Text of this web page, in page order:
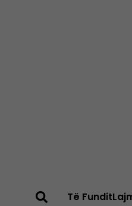
Të Fundit